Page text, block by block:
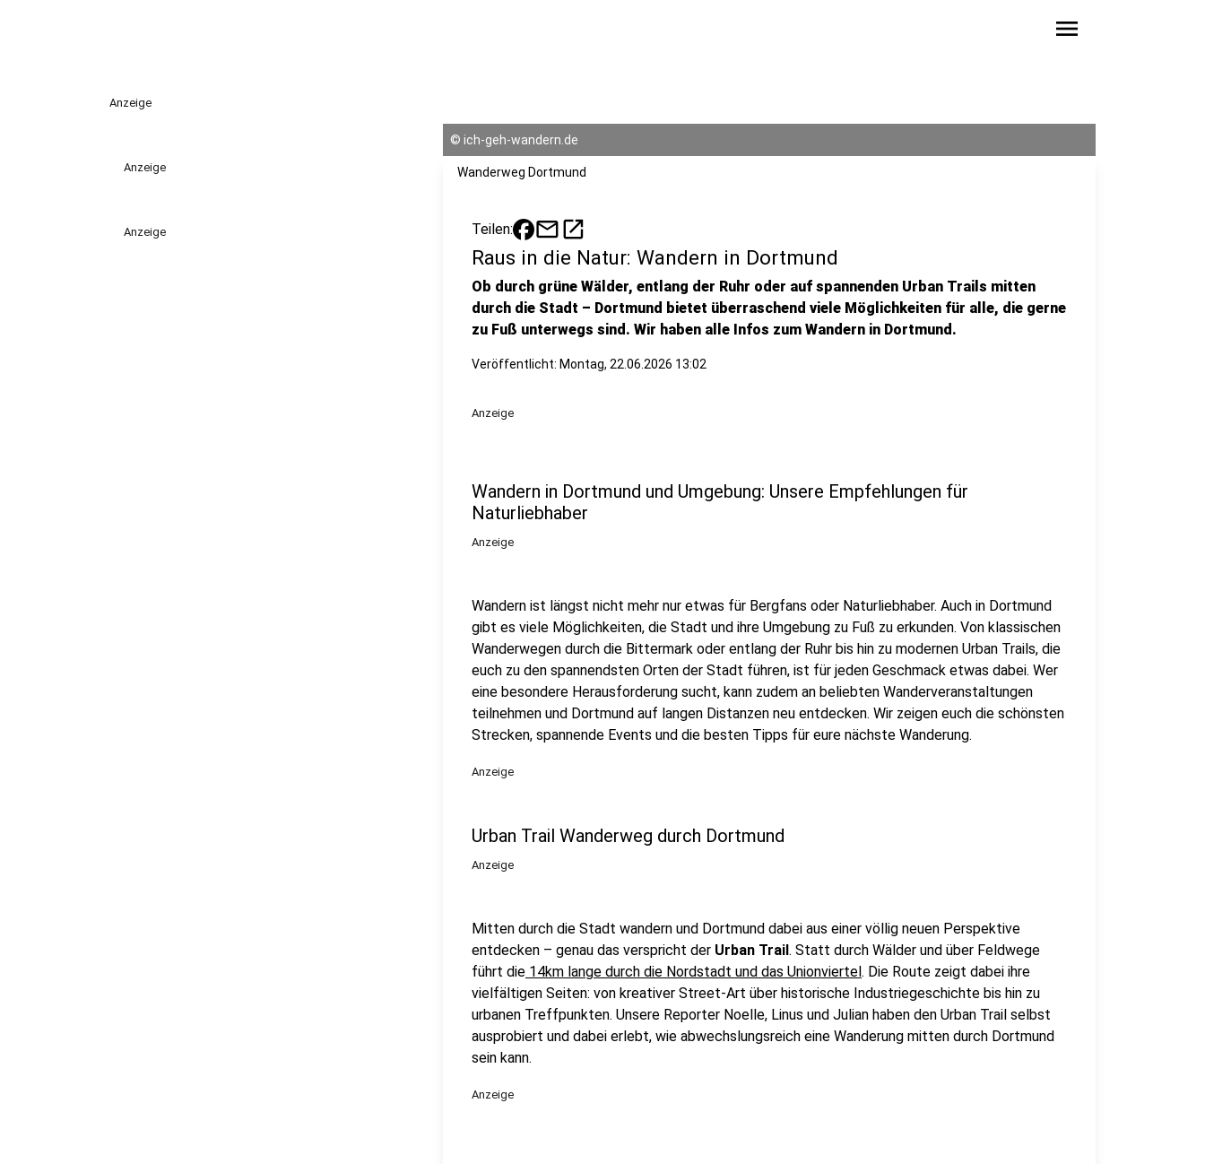
menu
Anzeige
Anzeige
Anzeige
© ich-geh-wandern.de
Wanderweg Dortmund
Teilen: mailopen_in_new
Raus in die Natur: Wandern in Dortmund
Ob durch grüne Wälder, entlang der Ruhr oder auf spannenden Urban Trails mitten
durch die Stadt – Dortmund bietet überraschend viele Möglichkeiten für alle, die gerne
zu Fuß unterwegs sind. Wir haben alle Infos zum Wandern in Dortmund.
Veröffentlicht: Montag, 22.06.2026 13:02
Anzeige
Wandern in Dortmund und Umgebung: Unsere Empfehlungen für
Naturliebhaber
Anzeige
Wandern ist längst nicht mehr nur etwas für Bergfans oder Naturliebhaber. Auch in Dortmund
gibt es viele Möglichkeiten, die Stadt und ihre Umgebung zu Fuß zu erkunden. Von klassischen
Wanderwegen durch die Bittermark oder entlang der Ruhr bis hin zu modernen Urban Trails, die
euch zu den spannendsten Orten der Stadt führen, ist für jeden Geschmack etwas dabei. Wer
eine besondere Herausforderung sucht, kann zudem an beliebten Wanderveranstaltungen
teilnehmen und Dortmund auf langen Distanzen neu entdecken. Wir zeigen euch die schönsten
Strecken, spannende Events und die besten Tipps für eure nächste Wanderung.
Anzeige
Urban Trail Wanderweg durch Dortmund
Anzeige
Mitten durch die Stadt wandern und Dortmund dabei aus einer völlig neuen Perspektive
entdecken – genau das verspricht der Urban Trail. Statt durch Wälder und über Feldwege
führt die 14km lange durch die Nordstadt und das Unionviertel. Die Route zeigt dabei ihre
vielfältigen Seiten: von kreativer Street-Art über historische Industriegeschichte bis hin zu
urbanen Treffpunkten. Unsere Reporter Noelle, Linus und Julian haben den Urban Trail selbst
ausprobiert und dabei erlebt, wie abwechslungsreich eine Wanderung mitten durch Dortmund
sein kann.
Anzeige